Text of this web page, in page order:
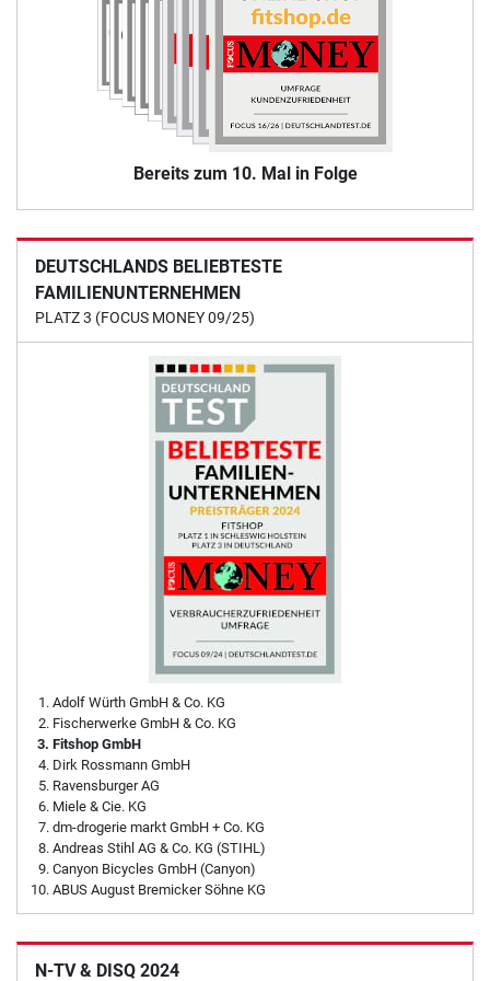
Bereits zum 10. Mal in Folge
DEUTSCHLANDS BELIEBTESTE
FAMILIENUNTERNEHMEN
PLATZ 3 (FOCUS MONEY 09/25)
Adolf Würth GmbH & Co. KG
Fischerwerke GmbH & Co. KG
Fitshop GmbH
Dirk Rossmann GmbH
Ravensburger AG
Miele & Cie. KG
dm-drogerie markt GmbH + Co. KG
Andreas Stihl AG & Co. KG (STIHL)
Canyon Bicycles GmbH (Canyon)
ABUS August Bremicker Söhne KG
N-TV & DISQ 2024